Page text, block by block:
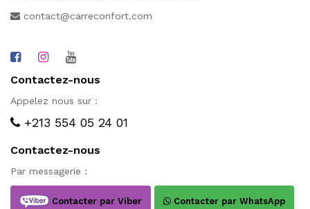
contact@carreconfort.com
Contactez-nous
Appelez nous sur :
+213 554 05 24 01
Contactez-nous
Par messagerie :
Contacter par Viber Contacter par WhatsApp